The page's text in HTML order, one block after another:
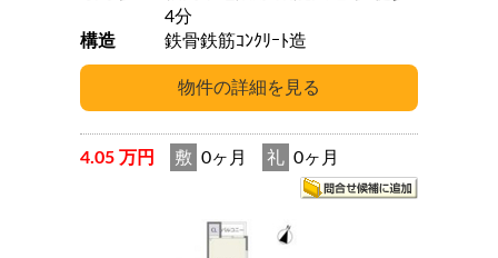
4分
構造
鉄骨鉄筋ｺﾝｸﾘｰﾄ造
4.05 万円 敷 0ヶ月 礼 0ヶ月